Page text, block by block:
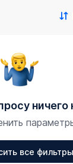
ничего
все фильтры